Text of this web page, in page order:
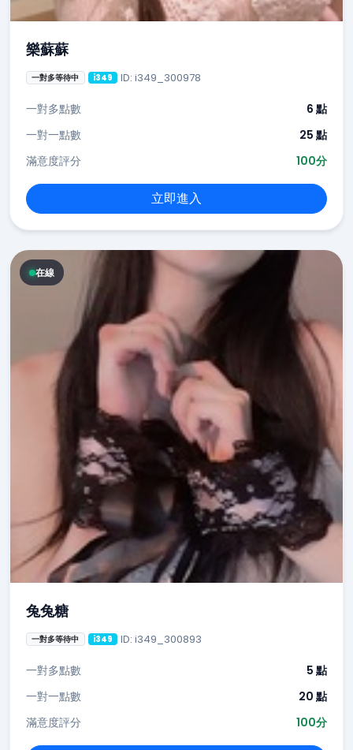
樂蘇蘇
一對多等待中 i349 ID: i349_300978
一對多點數
6 點
一對一點數
25 點
滿意度評分
100分
立即進入
在線
兔兔糖
一對多等待中 i349 ID: i349_300893
一對多點數
5 點
一對一點數
20 點
滿意度評分
100分